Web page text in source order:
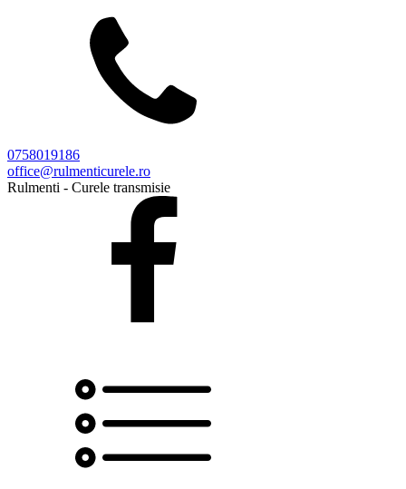
0758019186
office@rulmenticurele.ro
Rulmenti - Curele transmisie